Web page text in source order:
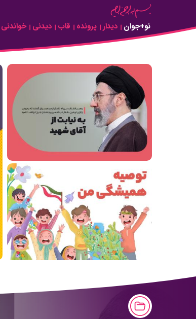
Skip to Main Content
نو+جوان دیدار پرونده قاب دیدنی خواندنی